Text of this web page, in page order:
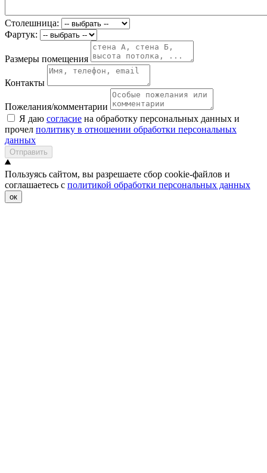
Столешница:
Фартук:
Размеры помещения
Контакты
Пожелания/комментарии
Я даю согласие на обработку персональных данных и
прочел политику в отношении обработки персональных
данных
Отправить
Пользуясь сайтом, вы разрешаете сбор cookie-файлов и
соглашаетесь с политикой обработки персональных данных
ок